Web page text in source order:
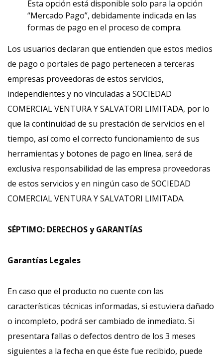
Esta opción está disponible solo para la opción
“Mercado Pago”, debidamente indicada en las
formas de pago en el proceso de compra.
Los usuarios declaran que entienden que estos medios
de pago o portales de pago pertenecen a terceras
empresas proveedoras de estos servicios,
independientes y no vinculadas a SOCIEDAD
COMERCIAL VENTURA Y SALVATORI LIMITADA, por lo
que la continuidad de su prestación de servicios en el
tiempo, así como el correcto funcionamiento de sus
herramientas y botones de pago en línea, será de
exclusiva responsabilidad de las empresa proveedoras
de estos servicios y en ningún caso de SOCIEDAD
COMERCIAL VENTURA Y SALVATORI LIMITADA.
SÉPTIMO: DERECHOS y GARANTÍAS
Garantías Legales
En caso que el producto no cuente con las
características técnicas informadas, si estuviera dañado
o incompleto, podrá ser cambiado de inmediato. Si
presentara fallas o defectos dentro de los 3 meses
siguientes a la fecha en que éste fue recibido, puede